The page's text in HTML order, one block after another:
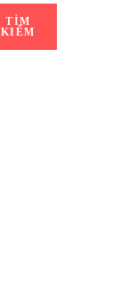
TÌM
KIẾM